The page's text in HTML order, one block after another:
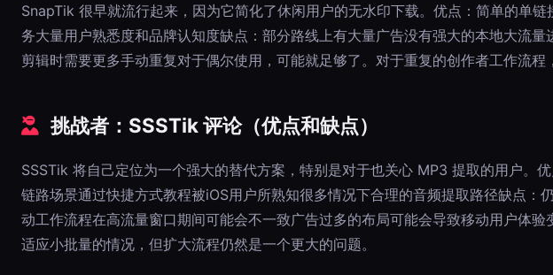
SnapTik 很早就流行起来，因为它简化了休闲用户的无水印下载。优点：简单的单链
务大量用户熟悉度和品牌认知度缺点：部分路线上有大量广告没有强大的本地大流量
剪辑时需要更多手动重复对于偶尔使用，可能就足够了。对于重复的创作者工作流程
挑战者：SSSTik 评论（优点和缺点）
SSSTik 将自己定位为一个强大的替代方案，特别是对于也关心 MP3 提取的用户。
链路场景通过快捷方式教程被iOS用户所熟知很多情况下合理的音频提取路径缺点：
动工作流程在高流量窗口期间可能会不一致广告过多的布局可能会导致移动用户体验
适应小批量的情况，但扩大流程仍然是一个更大的问题。